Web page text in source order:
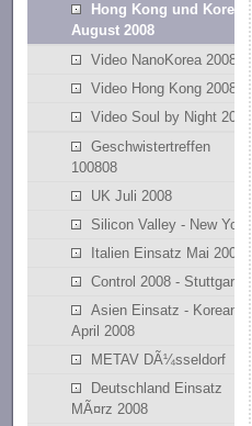
Hong Kong und Korea
August 2008
Video NanoKorea 2008
Video Hong Kong 2008
Video Soul by Night 2008
Geschwistertreffen
100808
UK Juli 2008
Silicon Valley - New York
Italien Einsatz Mai 2008
Control 2008 - Stuttgart
Asien Einsatz - Korean
April 2008
METAV DÃ¼sseldorf
Deutschland Einsatz
MÃ¤rz 2008